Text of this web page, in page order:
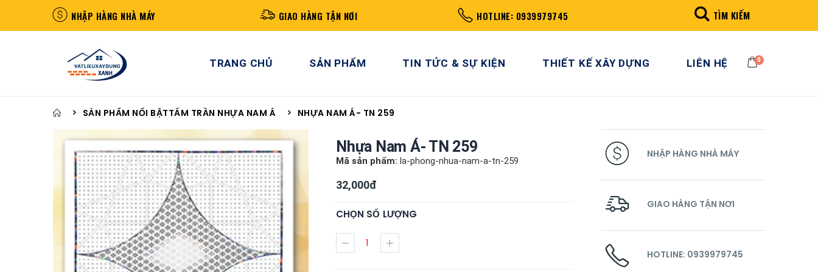
NHẬP HÀNG NHÀ MÁY GIAO HÀNG TẬN NƠI HOTLINE: 0939979745 TÌM KIẾM
TRANG CHỦ SẢN PHẨM TIN TỨC & SỰ KIỆN THIẾT KẾ XÂY DỰNG LIÊN HỆ 0
SẢN PHẨM NỔI BẬTTẤM TRẦN NHỰA NAM Á NHỰA NAM Á- TN 259
Nhựa Nam Á- TN 259
Mã sản phẩm: la-phong-nhua-nam-a-tn-259
32,000đ
CHỌN SỐ LƯỢNG
NHẬP HÀNG NHÀ MÁY
GIAO HÀNG TẬN NƠI
HOTLINE: 0939979745